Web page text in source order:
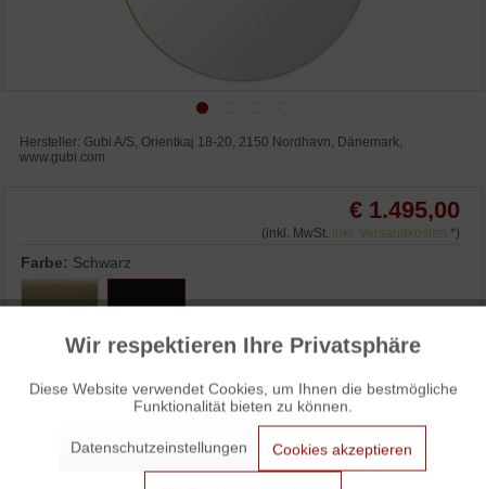
Hersteller: Gubi A/S, Orientkaj 18-20, 2150 Nordhavn, Dänemark,
www.gubi.com
€ 1.495,00
(inkl. MwSt. inkl. Versandkosten *)
Farbe: Schwarz
IN DEN WARENKORB
WUNSCHLISTE ANFRAGEN
3% Skonto bei Vorkasse: € 1.450,15
Funktionale Aktiv
Aktiv
Aktiv
Wir respektieren Ihre Privatsphäre
Diese Website verwendet Cookies, um Ihnen die bestmögliche
Funktionalität bieten zu können.
Datenschutzeinstellungen Cookies akzeptieren